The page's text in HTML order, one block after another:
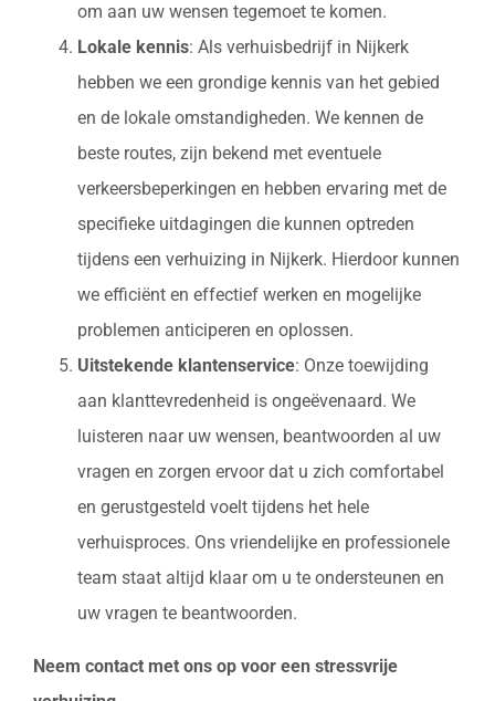
om aan uw wensen tegemoet te komen.
Lokale kennis: Als verhuisbedrijf in Nijkerk
hebben we een grondige kennis van het gebied
en de lokale omstandigheden. We kennen de
beste routes, zijn bekend met eventuele
verkeersbeperkingen en hebben ervaring met de
specifieke uitdagingen die kunnen optreden
tijdens een verhuizing in Nijkerk. Hierdoor kunnen
we efficiënt en effectief werken en mogelijke
problemen anticiperen en oplossen.
Uitstekende klantenservice: Onze toewijding
aan klanttevredenheid is ongeëvenaard. We
luisteren naar uw wensen, beantwoorden al uw
vragen en zorgen ervoor dat u zich comfortabel
en gerustgesteld voelt tijdens het hele
verhuisproces. Ons vriendelijke en professionele
team staat altijd klaar om u te ondersteunen en
uw vragen te beantwoorden.
Neem contact met ons op voor een stressvrije